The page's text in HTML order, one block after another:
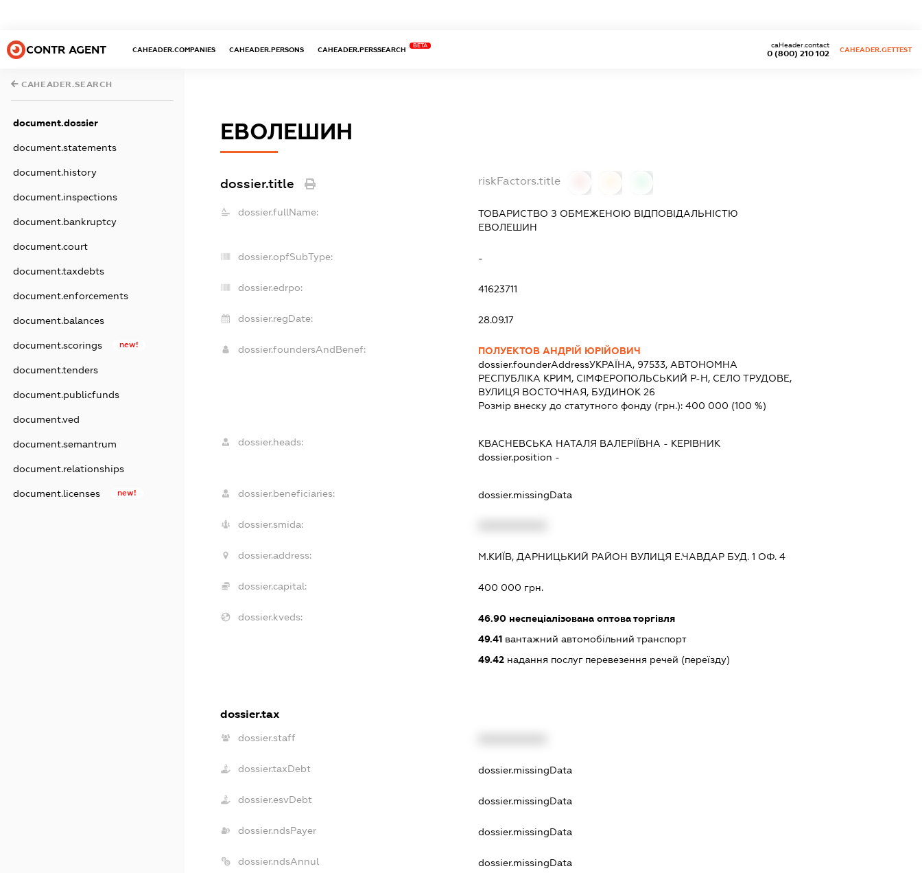
CONTR AGENT CAHEADER.COMPANIES CAHEADER.PERSONS CAHEADER.PERSSEARCH
BETA
0 (800) 210 102
caHeader.contact
CAHEADER.GETTEST
CAHEADER.SEARCH
document.dossier
document.statements
document.history
document.inspections
document.bankruptcy
document.court
document.taxdebts
document.enforcements
document.balances
document.scorings new!
document.tenders
document.publicfunds
document.ved
document.semantrum
document.relationships
document.licenses new!
ЕВОЛЕШИН
dossier.title riskFactors.title
dossier.fullName:
ТОВАРИСТВО З ОБМЕЖЕНОЮ ВІДПОВІДАЛЬНІСТЮ
ЕВОЛЕШИН
dossier.opfSubType: -
dossier.edrpo: 41623711
dossier.regDate: 28.09.17
dossier.foundersAndBenef:
ПОЛУЕКТОВ АНДРІЙ ЮРІЙОВИЧ
dossier.founderAddressУКРАЇНА, 97533, АВТОНОМНА
РЕСПУБЛІКА КРИМ, СІМФЕРОПОЛЬСЬКИЙ Р-Н, СЕЛО ТРУДОВЕ,
ВУЛИЦЯ ВОСТОЧНАЯ, БУДИНОК 26
Розмір внеску до статутного фонду (грн.):400 000 (100 %)
dossier.heads: КВАСНЕВСЬКА НАТАЛЯ ВАЛЕРІЇВНА - КЕРІВНИК
dossier.position -
dossier.beneficiaries: dossier.missingData
dossier.smida:
dossier.address: М.КИЇВ, ДАРНИЦЬКИЙ РАЙОН ВУЛИЦЯ Е.ЧАВДАР БУД. 1 ОФ. 4
dossier.capital: 400 000 грн.
dossier.kveds: 46.90 неспеціалізована оптова торгівля
49.41 вантажний автомобільний транспорт
49.42 надання послуг перевезення речей (переїзду)
dossier.tax
dossier.staff
dossier.taxDebt dossier.missingData
dossier.esvDebt dossier.missingData
dossier.ndsPayer dossier.missingData
dossier.ndsAnnul dossier.missingData